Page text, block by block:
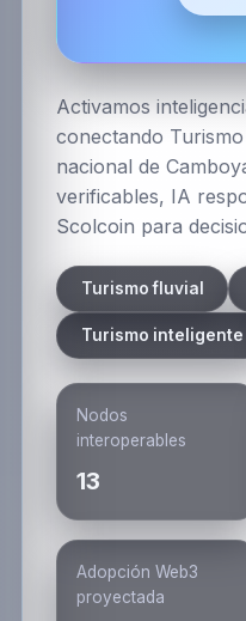
Activamos
conectando
nacional de
verificables, IA
Scolcoin para
Turismo fluvial
Turismo inteligente
Nodos
interoperables
13
Adopción Web3
proyectada